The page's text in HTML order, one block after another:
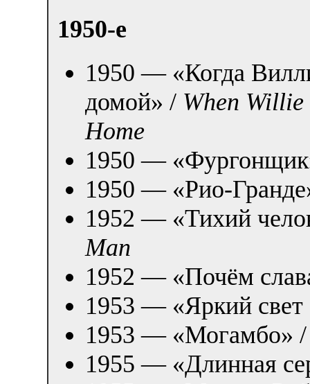
1950-е
1950 — «Когда
домой» / When
Home
1950 —
1950 — «Рио-
1952 — «Тихий
Man
1952 — «Почём
1953 — «Яркий
1953 — «Могамбо»
1955 — «Длинная